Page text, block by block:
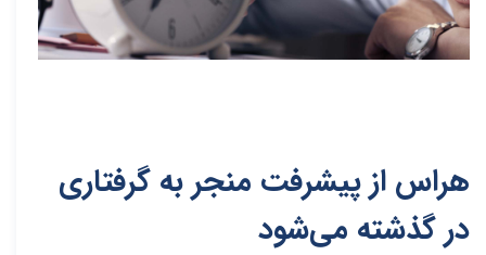
هراس از پیشرفت منجر به گرفتاری
در گذشته می‌شود